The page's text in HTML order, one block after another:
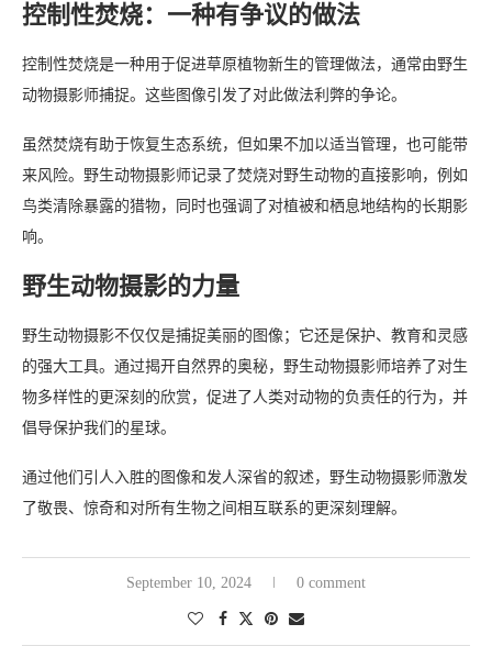
控制性焚烧：一种有争议的做法
控制性焚烧是一种用于促进草原植物新生的管理做法，通常由野生
动物摄影师捕捉。这些图像引发了对此做法利弊的争论。
虽然焚烧有助于恢复生态系统，但如果不加以适当管理，也可能带
来风险。野生动物摄影师记录了焚烧对野生动物的直接影响，例如
鸟类清除暴露的猎物，同时也强调了对植被和栖息地结构的长期影
响。
野生动物摄影的力量
野生动物摄影不仅仅是捕捉美丽的图像；它还是保护、教育和灵感
的强大工具。通过揭开自然界的奥秘，野生动物摄影师培养了对生
物多样性的更深刻的欣赏，促进了人类对动物的负责任的行为，并
倡导保护我们的星球。
通过他们引人入胜的图像和发人深省的叙述，野生动物摄影师激发
了敬畏、惊奇和对所有生物之间相互联系的更深刻理解。
September 10, 2024 0 comment